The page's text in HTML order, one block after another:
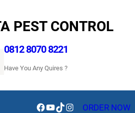
PEST CONTROL
0812 8070 8221
Have You Any Quires ?
Facebook
YouTube
TikTokInstagramORDER NOW